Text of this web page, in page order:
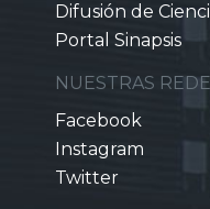
Difusión de
Portal Sinapsis
NUESTRAS
Facebook
Instagram
Twitter